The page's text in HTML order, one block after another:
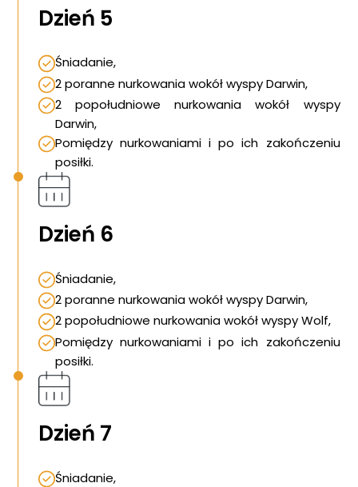
Dzień 5
Śniadanie,
2 poranne nurkowania wokół wyspy Darwin,
2 popołudniowe nurkowania wokół wyspy
Darwin,
Pomiędzy nurkowaniami i po ich zakończeniu
posiłki.
Dzień 6
Śniadanie,
2 poranne nurkowania wokół wyspy Darwin,
2 popołudniowe nurkowania wokół wyspy Wolf,
Pomiędzy nurkowaniami i po ich zakończeniu
posiłki.
Dzień 7
Śniadanie,